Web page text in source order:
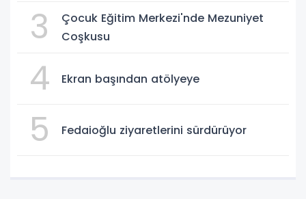
3
Çocuk Eğitim Merkezi'nde Mezuniyet
Coşkusu
4 Ekran başından atölyeye
5 Fedaioğlu ziyaretlerini sürdürüyor